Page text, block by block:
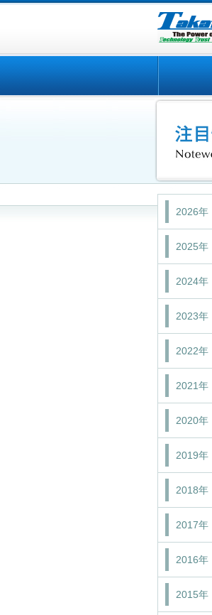
2026年
2025年
2024年
2023年
2022年
2021年
2020年
2019年
2018年
2017年
2016年
2015年